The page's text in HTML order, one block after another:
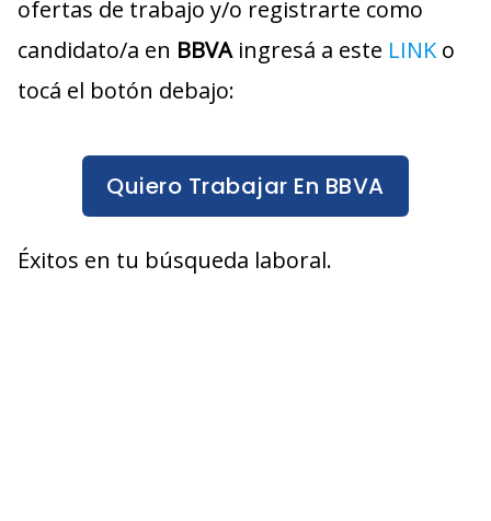
ofertas de trabajo y/o registrarte como
candidato/a en BBVAingresá a este LINK o
tocá el botón debajo:
Quiero Trabajar En BBVA
Éxitos en tu búsqueda laboral.